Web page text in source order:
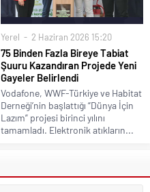
Yerel 2 Haziran 2026 15:20
75 Binden Fazla Bireye Tabiat
Şuuru Kazandıran Projede Yeni
Gayeler Belirlendi
Vodafone, WWF-Türkiye ve Habitat
Derneği’nin başlattığı “Dünya İçin
Lazım” projesi birinci yılını
tamamladı. Elektronik atıkların...